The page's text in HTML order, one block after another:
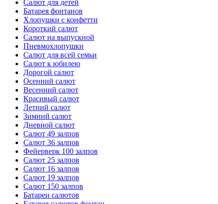
Салют для детей
Батарея фонтанов
Хлопушки с конфетти
Короткий салют
Салют на выпускной
Пневмохлопушки
Салют для всей семьи
Салют к юбилею
Дорогой салют
Осенний салют
Весенний салют
Красивый салют
Летний салют
Зимний салют
Дневной салют
Салют 49 залпов
Салют 36 залпов
Фейерверк 100 залпов
Салют 25 залпов
Салют 16 залпов
Салют 19 залпов
Салют 150 залпов
Батареи салютов